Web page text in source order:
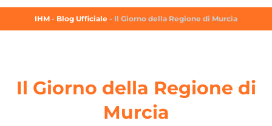
IHM - Blog Ufficiale - Il Giorno della Regione di Murcia
Il Giorno della Regione di
Murcia